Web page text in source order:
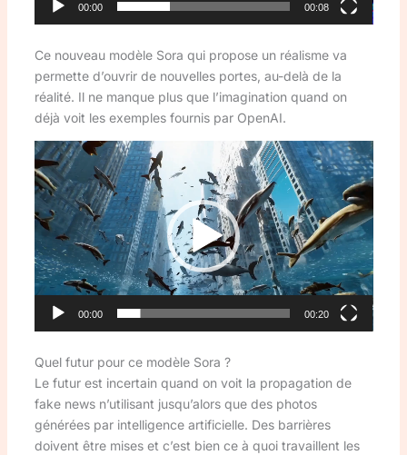
00:00 00:08
Ce nouveau modèle Sora qui propose un réalisme va
permette d’ouvrir de nouvelles portes, au-delà de la
réalité. Il ne manque plus que l’imagination quand on
déjà voit les exemples fournis par OpenAI.
Lecteur
vidéo
00:00 00:20
Quel futur pour ce modèle Sora ?
Le futur est incertain quand on voit la propagation de
fake news n’utilisant jusqu’alors que des photos
générées par intelligence artificielle. Des barrières
doivent être mises et c’est bien ce à quoi travaillent les